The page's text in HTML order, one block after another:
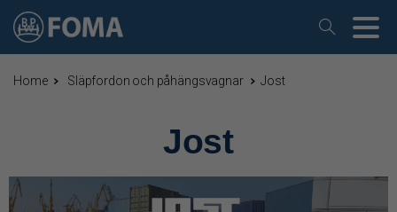
Home Släpfordon och påhängsvagnar Jost
Jost